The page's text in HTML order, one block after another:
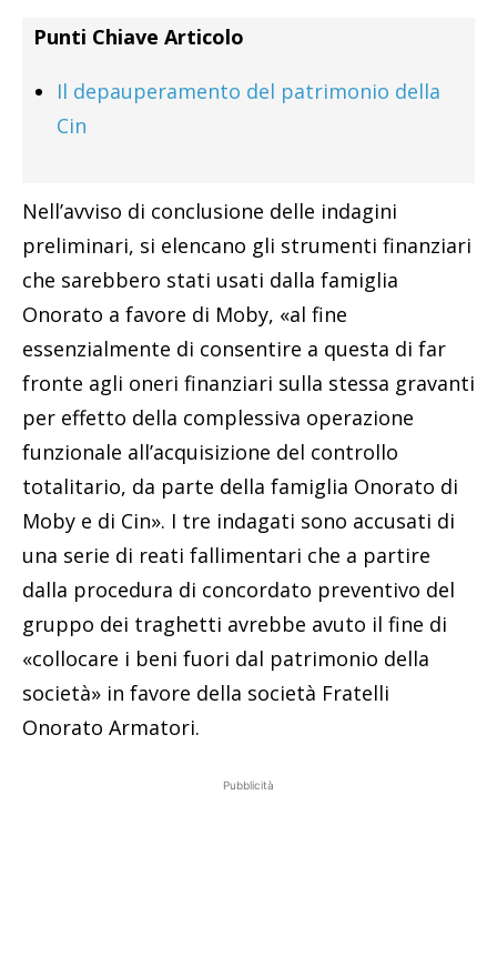
Punti Chiave Articolo
Il depauperamento del patrimonio della
Cin
Nell’avviso di conclusione delle indagini
preliminari, si elencano gli strumenti finanziari
che sarebbero stati usati dalla famiglia
Onorato a favore di Moby, «al fine
essenzialmente di consentire a questa di far
fronte agli oneri finanziari sulla stessa gravanti
per effetto della complessiva operazione
funzionale all’acquisizione del controllo
totalitario, da parte della famiglia Onorato di
Moby e di Cin». I tre indagati sono accusati di
una serie di reati fallimentari che a partire
dalla procedura di concordato preventivo del
gruppo dei traghetti avrebbe avuto il fine di
«collocare i beni fuori dal patrimonio della
società» in favore della società Fratelli
Onorato Armatori.
Pubblicità